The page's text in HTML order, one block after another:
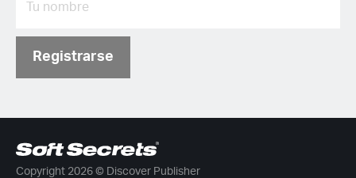
Registrarse
Copyright 2026 © Discover Publisher